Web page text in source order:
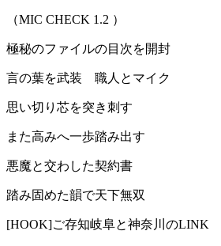
（MIC CHECK 1.2 ）
極秘のファイルの目次を開封
言の葉を武装 職人とマイク
思い切り芯を突き刺す
また高みへ一歩踏み出す
悪魔と交わした契約書
踏み固めた韻で天下無双
[HOOK]ご存知岐阜と神奈川のLINK